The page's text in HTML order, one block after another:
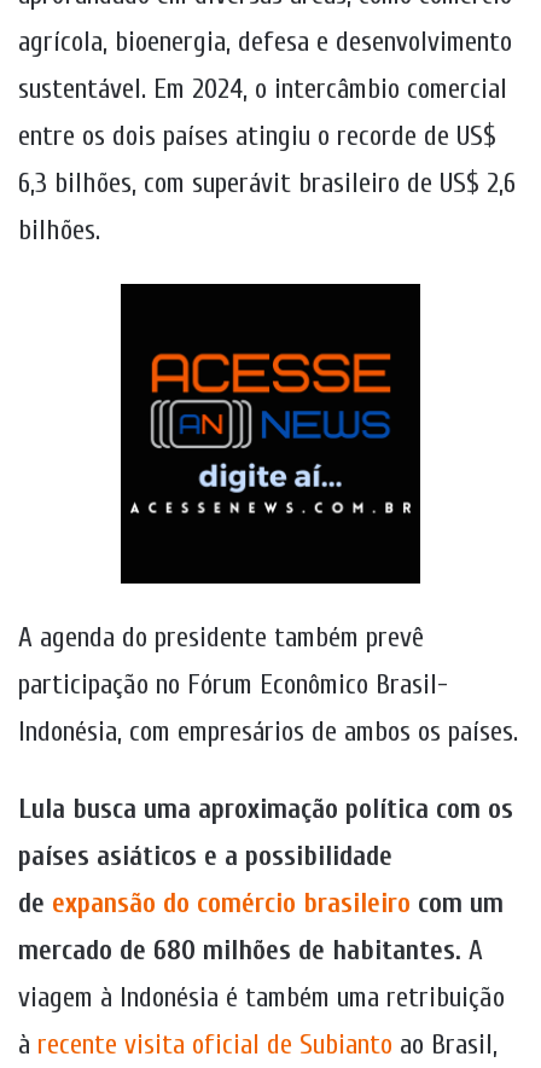
agrícola, bioenergia, defesa e desenvolvimento
sustentável. Em 2024, o intercâmbio comercial
entre os dois países atingiu o recorde de US$
6,3 bilhões, com superávit brasileiro de US$ 2,6
bilhões.
A agenda do presidente também prevê
participação no Fórum Econômico Brasil-
Indonésia, com empresários de ambos os países.
Lula busca uma aproximação política com os
países asiáticos e a possibilidade
de expansão do comércio brasileiro com um
mercado de 680 milhões de habitantes. A
viagem à Indonésia é também uma retribuição
à recente visita oficial de Subianto ao Brasil,